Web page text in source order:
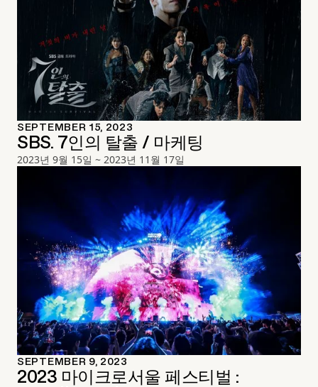
SEPTEMBER 15, 2023
SBS. 7인의 탈출 / 마케팅
2023년 9월 15일 ~ 2023년 11월 17일
SEPTEMBER 9, 2023
2023 마이크로서울 페스티벌 :